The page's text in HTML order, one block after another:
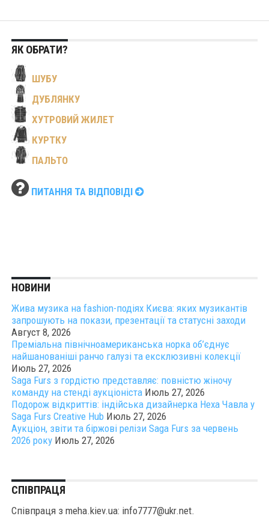
ЯК ОБРАТИ?
ШУБУ
ДУБЛЯНКУ
ХУТРОВИЙ ЖИЛЕТ
КУРТКУ
ПАЛЬТО
ПИТАННЯ ТА ВІДПОВІДІ
НОВИНИ
Жива музика на fashion-подіях Києва: яких музикантів
запрошують на покази, презентації та статусні заходи
Август 8, 2026
Преміальна північноамериканська норка об’єднує
найшанованіші ранчо галузі та ексклюзивні колекції
Июль 27, 2026
Saga Furs з гордістю представляє: повністю жіночу
команду на стенді аукціоніста Июль 27, 2026
Подорож відкриттів: індійська дизайнерка Неха Чавла у
Saga Furs Creative Hub Июль 27, 2026
Аукціон, звіти та біржові релізи Saga Furs за червень
2026 року Июль 27, 2026
СПІВПРАЦЯ
Співпраця з meha.kiev.ua: info7777@ukr.net.